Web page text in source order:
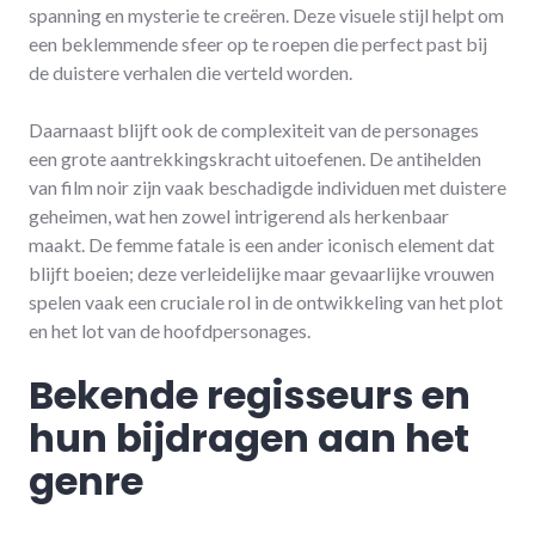
spanning en mysterie te creëren. Deze visuele stijl helpt om
een beklemmende sfeer op te roepen die perfect past bij
de duistere verhalen die verteld worden.
Daarnaast blijft ook de complexiteit van de personages
een grote aantrekkingskracht uitoefenen. De antihelden
van film noir zijn vaak beschadigde individuen met duistere
geheimen, wat hen zowel intrigerend als herkenbaar
maakt. De femme fatale is een ander iconisch element dat
blijft boeien; deze verleidelijke maar gevaarlijke vrouwen
spelen vaak een cruciale rol in de ontwikkeling van het plot
en het lot van de hoofdpersonages.
Bekende regisseurs en
hun bijdragen aan het
genre